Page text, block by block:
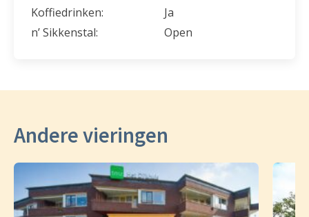
Koffiedrinken:
Ja
n’ Sikkenstal:
Open
Andere vieringen